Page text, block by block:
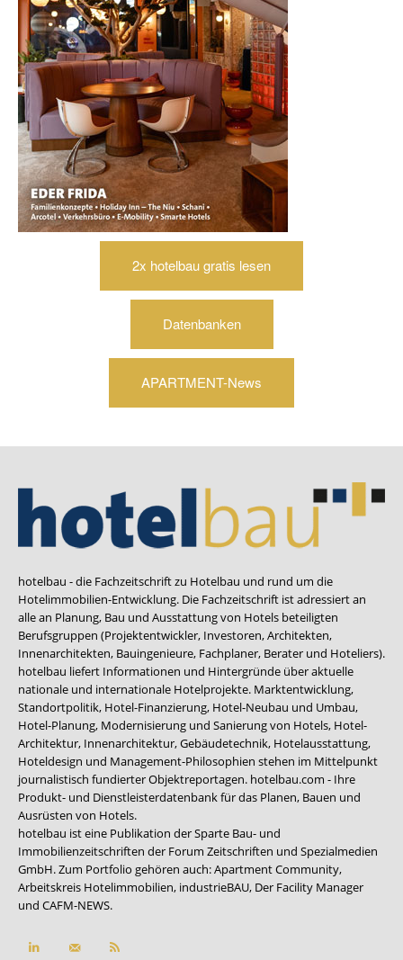
2x hotelbau gratis lesen
Datenbanken
APARTMENT-News
hotelbau - die Fachzeitschrift zu Hotelbau und rund um die
Hotelimmobilien-Entwicklung. Die Fachzeitschrift ist adressiert an
alle an Planung, Bau und Ausstattung von Hotels beteiligten
Berufsgruppen (Projektentwickler, Investoren, Architekten,
Innenarchitekten, Bauingenieure, Fachplaner, Berater und Hoteliers).
hotelbau liefert Informationen und Hintergründe über aktuelle
nationale und internationale Hotelprojekte. Marktentwicklung,
Standortpolitik, Hotel-Finanzierung, Hotel-Neubau und Umbau,
Hotel-Planung, Modernisierung und Sanierung von Hotels, Hotel-
Architektur, Innenarchitektur, Gebäudetechnik, Hotelausstattung,
Hoteldesign und Management-Philosophien stehen im Mittelpunkt
journalistisch fundierter Objektreportagen. hotelbau.com - Ihre
Produkt- und Dienstleisterdatenbank für das Planen, Bauen und
Ausrüsten von Hotels.
hotelbau ist eine Publikation der Sparte Bau- und
Immobilienzeitschriften der Forum Zeitschriften und Spezialmedien
GmbH. Zum Portfolio gehören auch:Apartment Community,
Arbeitskreis Hotelimmobilien, industrieBAU, Der Facility Manager
und CAFM-NEWS.